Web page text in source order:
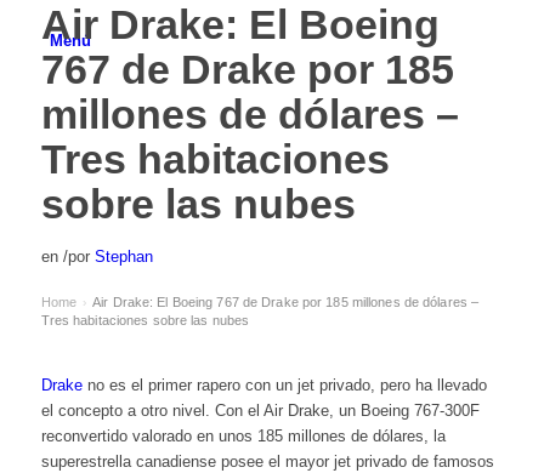
Menú
Air Drake: El Boeing
767 de Drake por 185
millones de dólares –
Tres habitaciones
sobre las nubes
en /por Stephan
Home › Air Drake: El Boeing 767 de Drake por 185 millones de dólares –
Tres habitaciones sobre las nubes
Drakeno es el primer rapero con un jet privado, pero ha llevado
el concepto a otro nivel. Con el Air Drake, un Boeing 767-300F
reconvertido valorado en unos 185 millones de dólares, la
superestrella canadiense posee el mayor jet privado de famosos